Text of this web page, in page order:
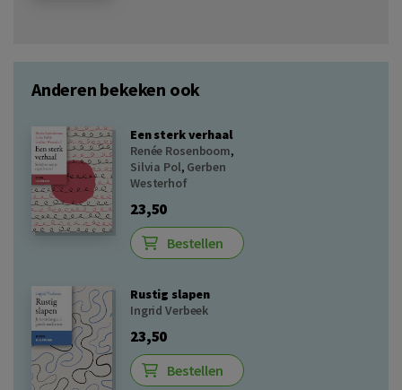
Anderen bekeken ook
Een sterk verhaal
Renée Rosenboom,
Silvia Pol, Gerben
Westerhof
23,50
Bestellen
Rustig slapen
Ingrid Verbeek
23,50
Bestellen